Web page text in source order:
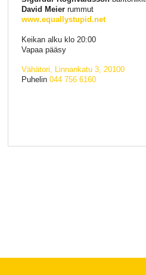
David Meier rummut
www.equallystupid.net
Keikan alku klo 20:00
Vapaa pääsy
Vähätori, Linnankatu 3, 20100
Puhelin 044 756 6160